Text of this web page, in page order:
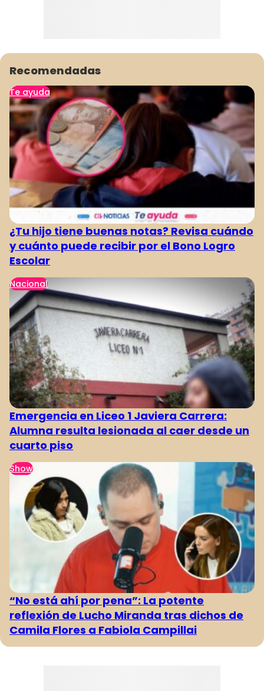
1 2 3 4
Recomendadas
Te ayuda
¿Tu hijo tiene buenas notas? Revisa cuándo
y cuánto puede recibir por el Bono Logro
Escolar
Nacional
Emergencia en Liceo 1 Javiera Carrera:
Alumna resulta lesionada al caer desde un
cuarto piso
Show
“No está ahí por pena”: La potente
reflexión de Lucho Miranda tras dichos de
Camila Flores a Fabiola Campillai